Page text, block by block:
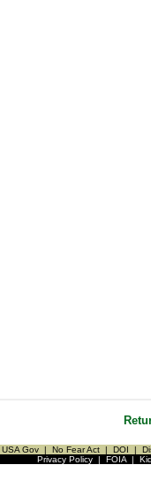
USA Gov | No Fear Act | DOI |
Privacy Policy| FOIA|